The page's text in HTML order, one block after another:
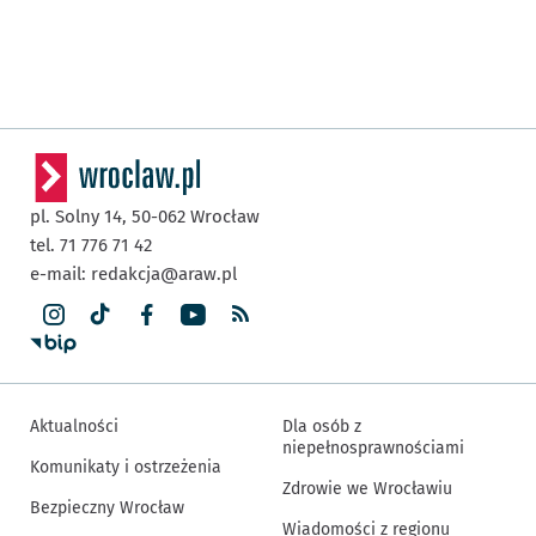
pl. Solny 14, 50-062 Wrocław
tel. 71 776 71 42
e-mail: redakcja@araw.pl
Aktualności
Komunikaty i ostrzeżenia
Bezpieczny Wrocław
Dla osób z
niepełnosprawnościami
Zdrowie we Wrocławiu
Wiadomości z regionu